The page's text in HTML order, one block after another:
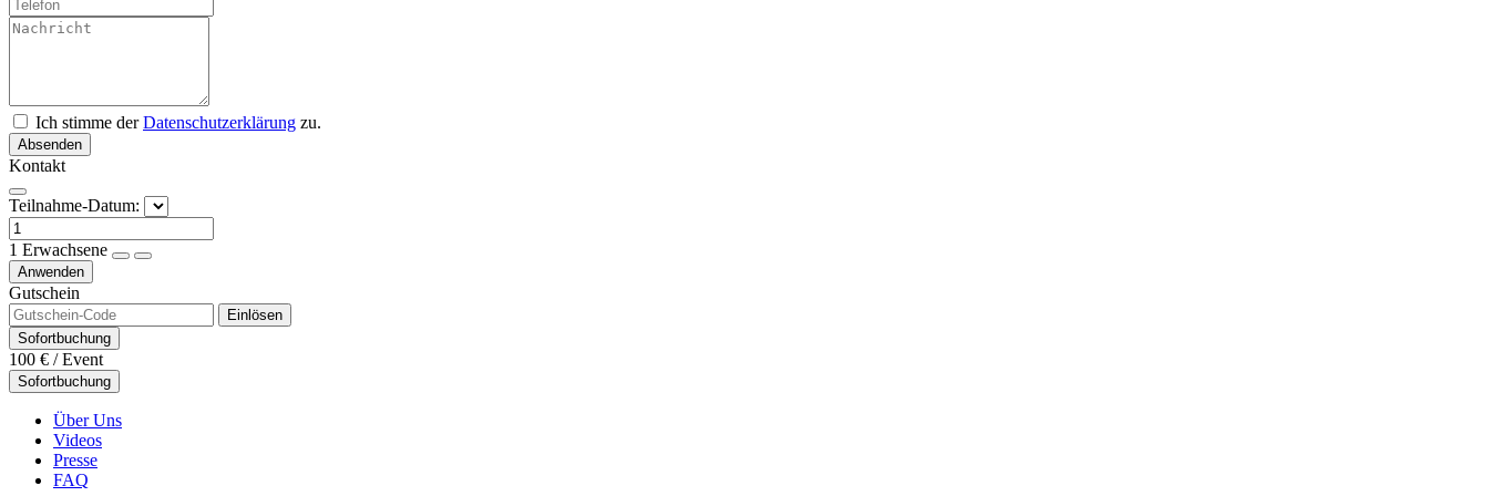
Ich stimme derDatenschutzerklärung zu.
Absenden
Kontakt
Teilnahme-Datum:
1 Erwachsene
Anwenden
Gutschein
Einlösen
Sofortbuchung
100 € / Event
Sofortbuchung
Über Uns
Videos
Presse
FAQ